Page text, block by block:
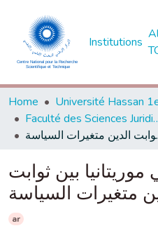
Institutions
Home
Faculté des Sciences
السياسة
بين ثوابت
متغيرات السياسة
ar